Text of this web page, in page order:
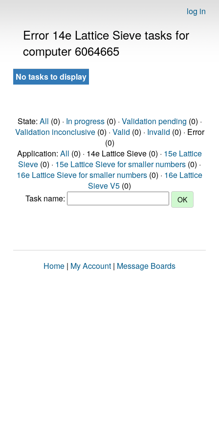
log in
Error 14e Lattice Sieve tasks for
computer 6064665
No tasks to display
State: All (0) · In progress(0) · Validation pending (0) ·
Validation inconclusive(0) · Valid (0) · Invalid (0) · Error
(0)
Application: All (0) · 14e Lattice Sieve (0) · 15e Lattice
Sieve (0) · 15e Lattice Sieve for smaller numbers (0) ·
16e Lattice Sieve for smaller numbers (0) · 16e Lattice
Sieve V5 (0)
Task name:
Home | My Account | Message Boards